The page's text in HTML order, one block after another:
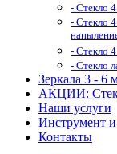
- Стекло
- Стекло
- Стекло
- Стекло
Зеркала 3 - 6
АКЦИИ:
Наши услуги
Инструмент
Контакты